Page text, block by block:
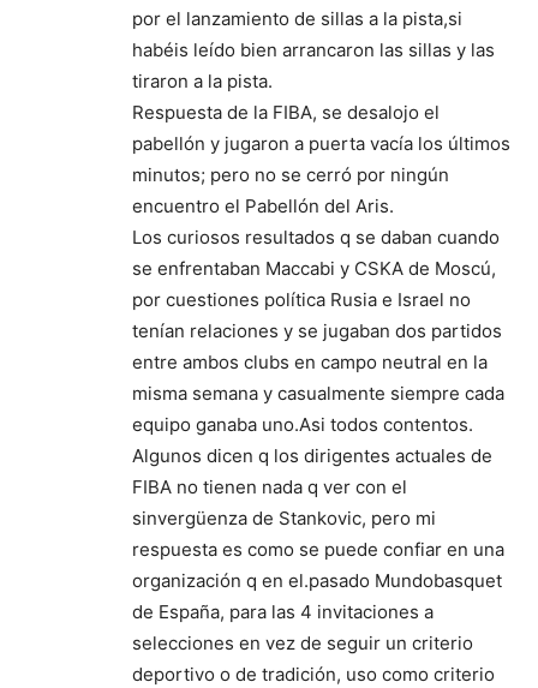
por el lanzamiento de sillas a la pista,si
habéis leído bien arrancaron las sillas y las
tiraron a la pista.
Respuesta de la FIBA, se desalojo el
pabellón y jugaron a puerta vacía los últimos
minutos; pero no se cerró por ningún
encuentro el Pabellón del Aris.
Los curiosos resultados q se daban cuando
se enfrentaban Maccabi y CSKA de Moscú,
por cuestiones política Rusia e Israel no
tenían relaciones y se jugaban dos partidos
entre ambos clubs en campo neutral en la
misma semana y casualmente siempre cada
equipo ganaba uno.Asi todos contentos.
Algunos dicen q los dirigentes actuales de
FIBA no tienen nada q ver con el
sinvergüenza de Stankovic, pero mi
respuesta es como se puede confiar en una
organización q en el.pasado Mundobasquet
de España, para las 4 invitaciones a
selecciones en vez de seguir un criterio
deportivo o de tradición, uso como criterio